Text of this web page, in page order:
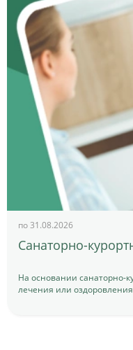
по 31.08.2026
Санаторно-
На основании санаторно-
лечения или